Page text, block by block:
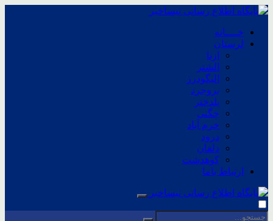
خــــانه
لرستان
ازنا
الشتر
الیگودرز
بروجرد
پلدختر
چگنی
خرم آباد
درود
دلفان
کوهدشت
ارتباط باما